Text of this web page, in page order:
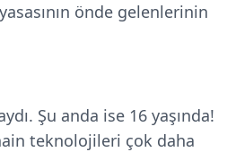
önde gelenlerinin
Şu anda ise 16 yaşında!
teknolojileri çok daha